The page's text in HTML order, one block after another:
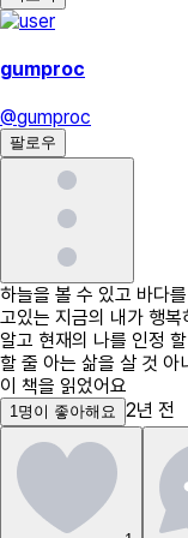
gumproc
@gumproc
팔로우
하늘을 볼 수 있고 바다
고있는 지금의 내가 행
알고 현재의 나를 인정
할 줄 아는 삶을 살 것 아
이 책을 읽었어요
1명 이 좋아해요 2년 전